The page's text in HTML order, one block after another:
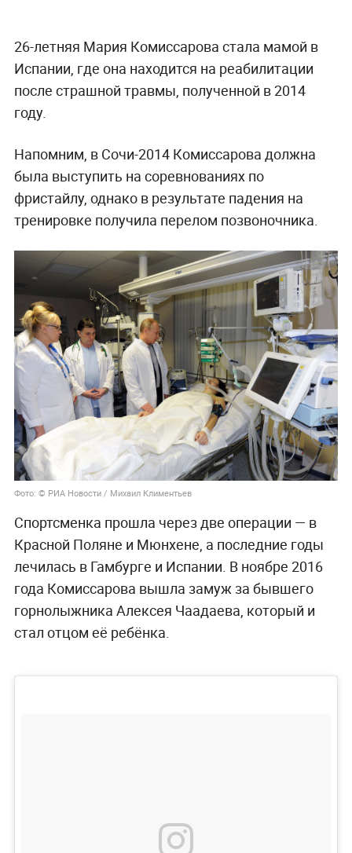
26-летняя Мария Комиссарова стала мамой в
Испании, где она находится на реабилитации
после страшной травмы, полученной в 2014
году.
Напомним, в Сочи-2014 Комиссарова должна
была выступить на соревнованиях по
фристайлу, однако в результате падения на
тренировке получила перелом позвоночника.
Фото: © РИА Новости / Михаил Климентьев
Спортсменка прошла через две операции — в
Красной Поляне и Мюнхене, а последние годы
лечилась в Гамбурге и Испании. В ноябре 2016
года Комиссарова вышла замуж за бывшего
горнолыжника Алексея Чаадаева, который и
стал отцом её ребёнка.